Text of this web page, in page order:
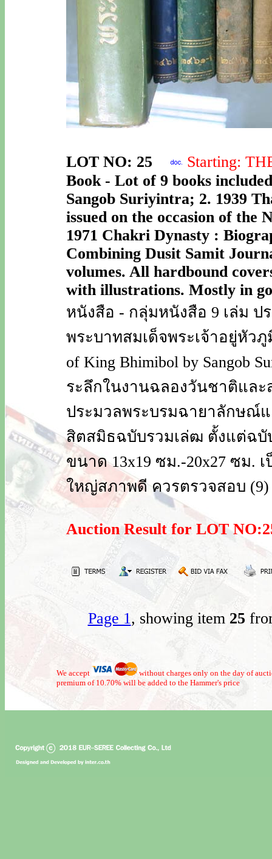
LOT NO: 25
Starting:
Book - Lot of 9 books
Sangob Suriyintra; 2. 1939
issued on the occasion of the
1971 Chakri Dynasty :
Combining Dusit Samit
volumes. All hardbound
with illustrations. Mostly in
หนังสือ - กลุ่มหนังสือ 9 เล่ม ป
พระบาทสมเด็จพระเจ้าอยู่หัว
of King Bhimibol by Sangob
ระลึกในงานฉลองวันชาติและ
ประมวลพระบรมฉายาลักษณ์แ
สิตสมิธฉบับรวมเล่ฒ ตั้งแต่ฉบั
ขนาด 13x19 ซม.-20x27 ซม.
ใหญ่สภาพดี ควรตรวจสอบ (9)
Auction Result for LOT
Page 1, showing item 25
We accept
without charges only on the day of
premium of 10.70% will be added to the Hammer's price